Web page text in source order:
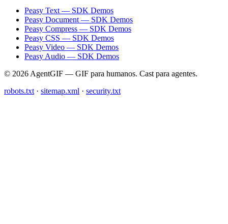
Peasy Text — SDK Demos
Peasy Document — SDK Demos
Peasy Compress — SDK Demos
Peasy CSS — SDK Demos
Peasy Video — SDK Demos
Peasy Audio — SDK Demos
© 2026 AgentGIF — GIF para humanos. Cast para agentes.
robots.txt · sitemap.xml · security.txt